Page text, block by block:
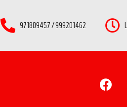
971809457 / 999201462